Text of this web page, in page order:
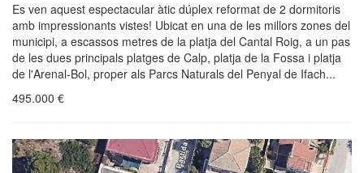
Es ven aquest espectacular àtic dúplex reformat de 2 dormitoris
amb impressionants vistes! Ubicat en una de les millors zones del
municipi, a escassos metres de la platja del Cantal Roig, a un pas
de les dues principals platges de Calp, platja de la Fossa i platja
de l'Arenal-Bol, proper als Parcs Naturals del Penyal de Ifach...
495.000 €